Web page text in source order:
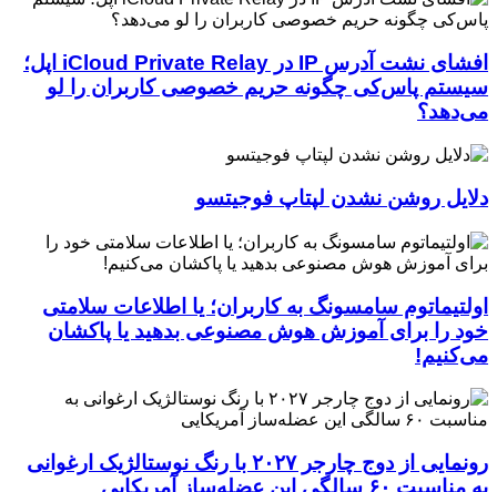
افشای نشت آدرس IP در iCloud Private Relay اپل؛
سیستم پاس‌کی چگونه حریم خصوصی کاربران را لو
می‌دهد؟
دلایل روشن نشدن لپتاپ فوجیتسو
اولتیماتوم سامسونگ به کاربران؛ یا اطلاعات سلامتی
خود را برای آموزش هوش مصنوعی بدهید یا پاکشان
می‌کنیم!
رونمایی از دوج چارجر ۲۰۲۷ با رنگ نوستالژیک ارغوانی
به مناسبت ۶۰ سالگی این عضله‌ساز آمریکایی